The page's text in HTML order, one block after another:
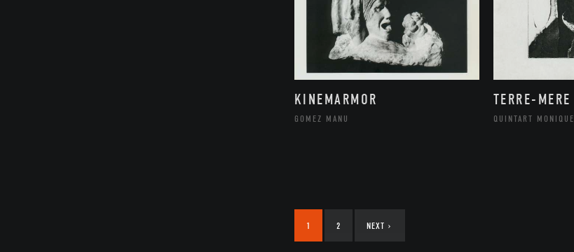
KINEMARMOR
GOMEZ MANU
TERRE-MERE
QUINTART MONIQUE
1 2 NEXT ›